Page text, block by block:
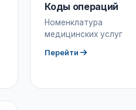
Коды операций
Номенклатура
медицинских услуг
Перейти